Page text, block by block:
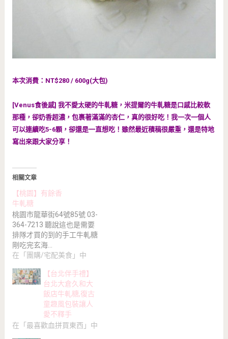
本次消費：NT$280 / 600g(大包)
[Venus食後感] 我不愛太硬的牛軋糖，米提爾的牛軋糖是口感比較軟
那種，卻奶香超濃，包裹著滿滿的杏仁，真的很好吃！我一次一個人
可以連續吃5-6顆，卻還是一直想吃！雖然最近積稿很嚴重，還是特地
寫出來跟大家分享！
相關文章
【桃園】有餘香
牛軋糖
桃園市龍華街64號85號 03-
364-7213 聽說這也是需要
排隊才買的到的手工牛軋糖
剛吃完玄海…
在「團購/宅配美食」中
【台北伴手禮】
台北大倉久和大
飯店牛軋糖,復古
童趣風包裝讓人
愛不釋手
在「最喜歡血拼買東西」中